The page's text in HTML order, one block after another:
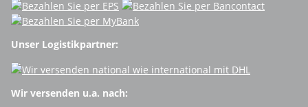
Unser Logistikpartner:
Wir versenden u.a. nach: